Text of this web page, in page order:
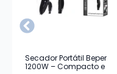
Secador Portátil Beper
1200W – Compacto e